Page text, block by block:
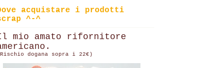
acquistare i prodotti
^-^
mio amato rifornitore
dogana sopra i 22€)